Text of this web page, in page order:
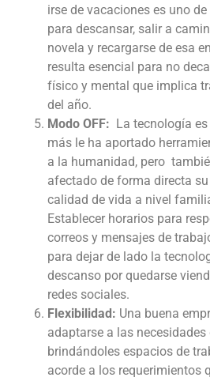
irse de vacaciones es uno
para descansar, salir a
novela y recargarse de esa
resulta esencial para no
físico y mental que implica
del año.
Modo OFF: La tecnología
más le ha aportado
a la humanidad, pero
afectado de forma directa
calidad de vida a nivel
Establecer horarios para
correos y mensajes de
para dejar de lado la
descanso por quedarse
redes sociales.
Flexibilidad: Una buena
adaptarse a las
brindándoles espacios de
acorde a los requerimientos